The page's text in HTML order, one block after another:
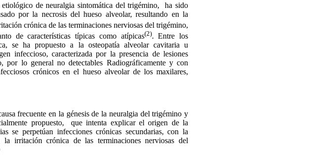
de neuralgia sintomática del trigémino,
ha sido
por la necrosis del hueso alveolar, resultando en la
crónica de las terminaciones nerviosas del trigémino,
de características típicas como atípicas(2). Entre los
se ha propuesto a la osteopatía alveolar cavitaria u
infeccioso, caracterizada por la presencia de lesiones
por lo general no detectables Radiográficamente y con
crónicos en el hueso alveolar de los maxilares,
frecuente en la génesis de la neuralgia del trigémino y
propuesto,
que intenta explicar el origen de la
se perpetúan infecciones crónicas secundarias, con la
irritación crónica de las terminaciones nerviosas del